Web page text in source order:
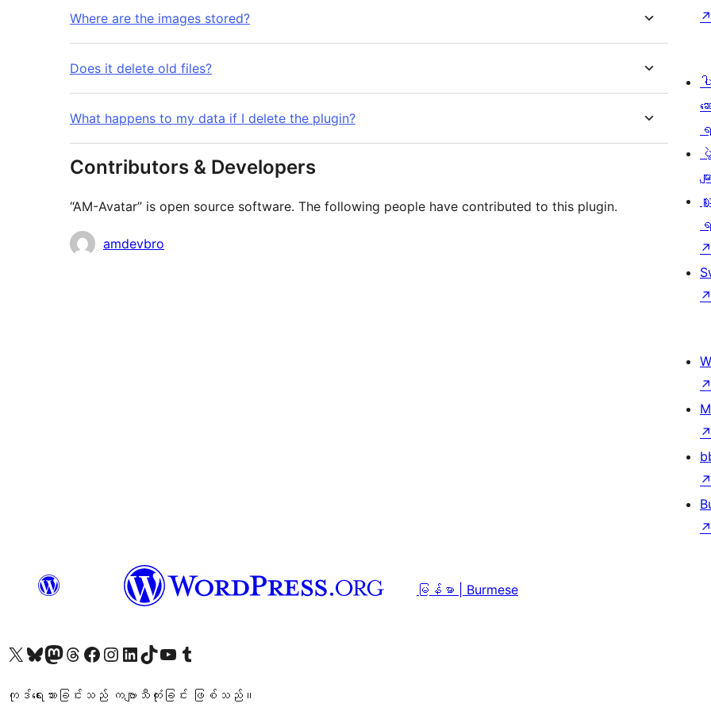
Where are the images stored?
Does it delete old files?
What happens to my data if I delete the plugin?
Contributors & Developers
“AM-Avatar” is open source software. The following people have contributed to this plugin.
Contributors
amdevbro
↗
များ
↗
↗
↗
↗
↗
↗
မြန်မာ | Burmese
ကျွန်ုပ်တို့၏ X (ယခင် Twitter) အကောင့်သို့ သွားရောက်ကြည့်ရှုပါကျွန်ုပ်တို့၏ Bluesky အကောင့်သို့ ဝင်ရောက်ကြည့်ရှုရန်
ကျွန်ုပ်တို့၏ Mastodon အကောင့်သို့ သွားရောက်ကြည့်ရှုပါကျွန်ုပ်တို့၏ Threads အကောင့်သို့ ဝင်ရောက်ကြည့်ရှုရန်
ကျွန်ုပ်တို့၏ Facebook စာမျက်နှာသို့ သွားရောက်ကြည့်ရှုပါကျွန်ုပ်တို့၏ Instagram အကောင့်သို့ သွားရောက်ကြည့်ရှုပါ ကျွန်ုပ်တို့၏ LinkedIn အကောင့်သို့ သွားရောက်ကြည့်ရှုပါကျွန်ုပ်တို့၏ TikTok အကောင့်သို့ ဝင်ရောက်ကြည့်ရှုရန်
ကျွန်ုပ်တို့၏ YouTube ချန်နယ်သို့ သွားရောက်ကြည့်ရှုပါ ကျွန်ုပ်တို့၏ Tumblr အကောင့်သို့ ဝင်ရောက်ကြည့်ရှုရန်
ကုဒ်ရေးသားခြင်းသည် ကဗျာသီကုံးခြင်း ဖြစ်သည်။